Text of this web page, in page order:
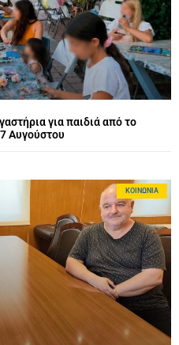
για παιδιά από το
Αυγούστου
ΚΟΙΝΩΝΊΑ